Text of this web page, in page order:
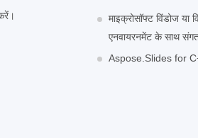
माइक्रोसॉफ्ट विंडोज
एनवायरनमेंट के साथ
Aspose.Slides for